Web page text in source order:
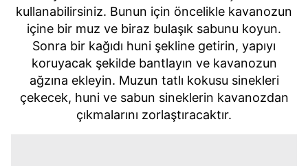
kullanabilirsiniz. Bunun için öncelikle kavanozun
içine bir muz ve biraz bulaşık sabunu koyun.
Sonra bir kağıdı huni şekline getirin, yapıyı
koruyacak şekilde bantlayın ve kavanozun
ağzına ekleyin. Muzun tatlı kokusu sinekleri
çekecek, huni ve sabun sineklerin kavanozdan
çıkmalarını zorlaştıracaktır.